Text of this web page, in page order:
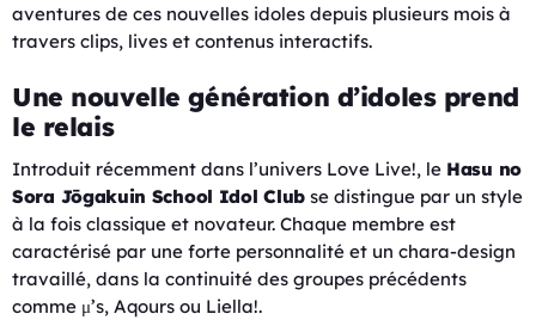
aventures de ces nouvelles idoles depuis plusieurs mois à
travers clips, lives et contenus interactifs.
Une nouvelle génération d’idoles prend
le relais
Introduit récemment dans l’univers Love Live!, le Hasu no
Sora Jōgakuin School Idol Club se distingue par un style
à la fois classique et novateur. Chaque membre est
caractérisé par une forte personnalité et un chara-design
travaillé, dans la continuité des groupes précédents
comme μ’s, Aqours ou Liella!.